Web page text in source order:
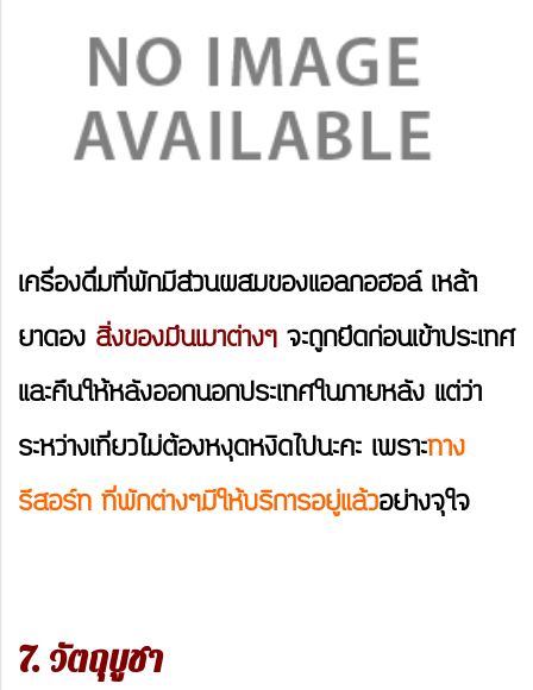
เครื่องดื่มที่พักมีส่วนผสมของแอลกอฮอล์ เหล้า
ยาดอง สิ่งของมึนเมาต่างๆ จะถูกยึดก่อนเข้าประเทศ
และคืนให้หลังออกนอกประเทศในภายหลัง แต่ว่า
ระหว่างเที่ยวไม่ต้องหงุดหงิดไปนะคะ เพราะทาง
รีสอร์ท ที่พักต่างๆมีให้บริการอยู่แล้วอย่างจุใจ
7. วัตถุบูชา